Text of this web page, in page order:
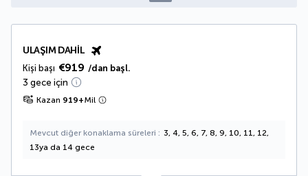
ULAŞIM DAHIL
Kişi başı €919 /dan başl.
3 gece için
Kazan 919+Mil
Mevcut diğer konaklama süreleri
3, 4, 5, 6, 7, 8, 9, 10, 11, 12,
13ya da 14 gece